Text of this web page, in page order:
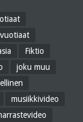
Fiktio
joku muu
musiikkivideo